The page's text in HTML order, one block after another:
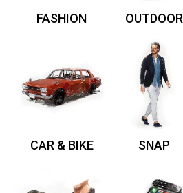
FASHION OUTDOOR
CAR & BIKE SNAP